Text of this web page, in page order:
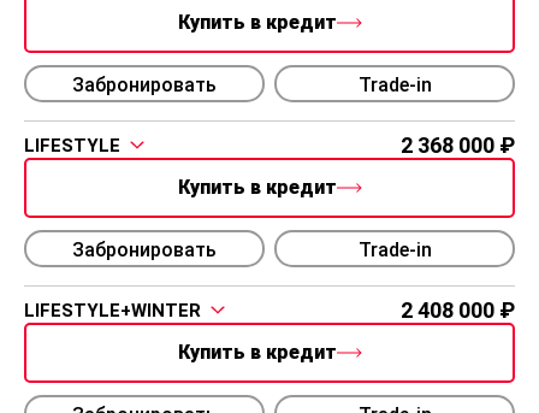
Купить в кредит
Забронировать Trade-in
LIFESTYLE 2 368 000
Купить в кредит
Забронировать Trade-in
LIFESTYLE+WINTER 2 408 000
Купить в кредит